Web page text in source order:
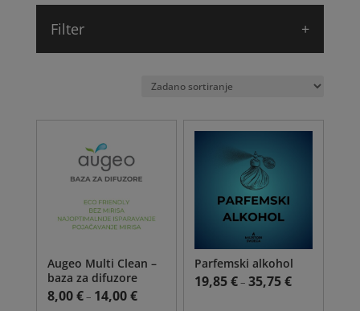
Augeo Multi Clean –
baza za difuzore
8,00€– 14,00€Raspon cijena: od 8,00 € do 14,00 €
Parfemski alkohol
19,85€– 35,75€Raspon
Filter